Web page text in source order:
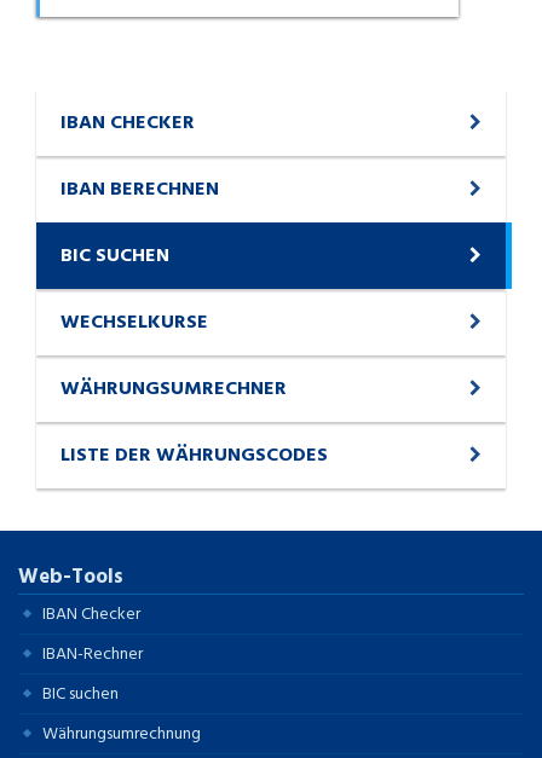
IBAN CHECKER
IBAN BERECHNEN
BIC SUCHEN
WECHSELKURSE
WÄHRUNGSUMRECHNER
LISTE DER WÄHRUNGSCODES
Web-Tools
IBAN Checker
IBAN-Rechner
BIC suchen
Währungsumrechnung